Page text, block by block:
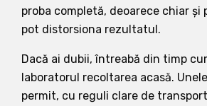
proba completă, deoarece chiar și
pot distorsiona rezultatul.
Dacă ai dubii, întreabă din timp
laboratorul recoltarea acasă.
permit, cu reguli clare de